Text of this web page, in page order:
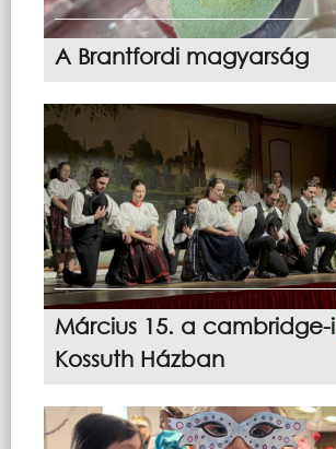
A Brantfordi magyarság
Március 15. a cambridge-i
Kossuth Házban